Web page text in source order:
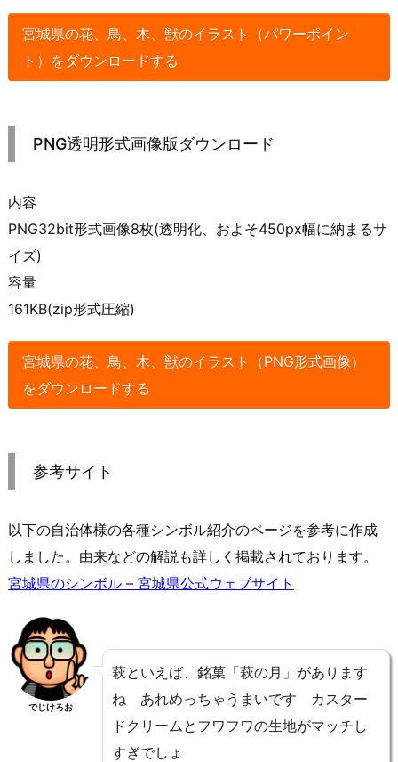
宮城県の花、鳥、木、獣のイラスト（パワーポイン
ト）をダウンロードする
PNG透明形式画像版ダウンロード
内容
PNG32bit形式画像8枚(透明化、およそ450px幅に納まるサ
イズ)
容量
161KB(zip形式圧縮)
宮城県の花、鳥、木、獣のイラスト（PNG形式画像）
をダウンロードする
参考サイト
以下の自治体様の各種シンボル紹介のページを参考に作成
しました。由来などの解説も詳しく掲載されております。
宮城県のシンボル – 宮城県公式ウェブサイト
でじけろお
萩といえば、銘菓「萩の月」があります
ね あれめっちゃうまいです カスター
ドクリームとフワフワの生地がマッチし
すぎでしょ